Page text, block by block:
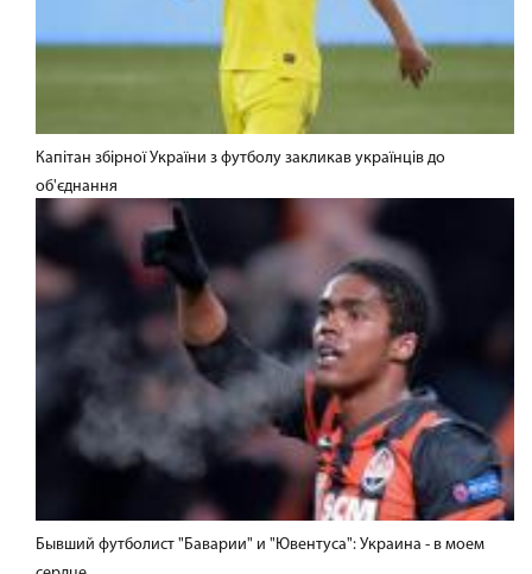
Капітан збірної України з футболу закликав українців до
об'єднання
Бывший футболист "Баварии" и "Ювентуса": Украина - в моем